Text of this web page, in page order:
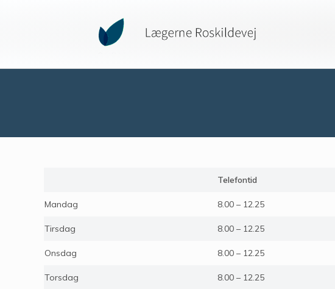
Telefontid
Mandag 8.00 – 12.25
Tirsdag 8.00 – 12.25
Onsdag 8.00 – 12.25
Torsdag 8.00 – 12.25